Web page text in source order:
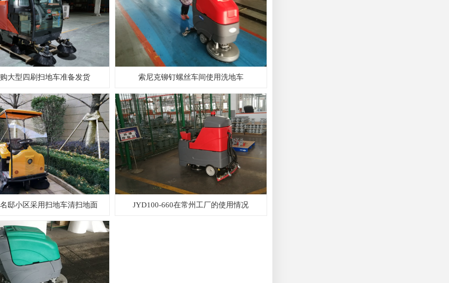
大型四刷扫地车准备发货 索尼克铆钉螺丝车间使用洗地车
邸小区采用扫地车清扫地面 JYD100-660在常州工厂的使用情况